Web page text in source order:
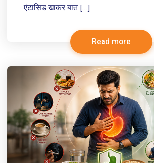
एंटासिड खाकर बात […]
Read more